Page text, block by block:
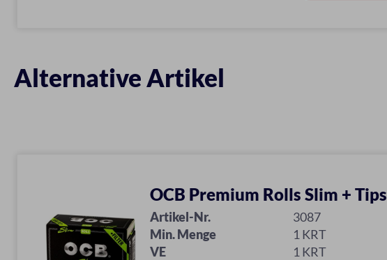
Alternative Artikel
OCB Premium Rolls Slim + Tips
Artikel-Nr.
3087
Min. Menge
1 KRT
VE
1 KRT